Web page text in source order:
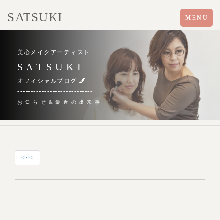
Toggle
navigation
MENU
SATSUKI
美心メイクアーティスト
S A T S U K I
オフィシャルブログ
----------------------------
お 知 ら せ & 最 近 の 出 来 事
<<<